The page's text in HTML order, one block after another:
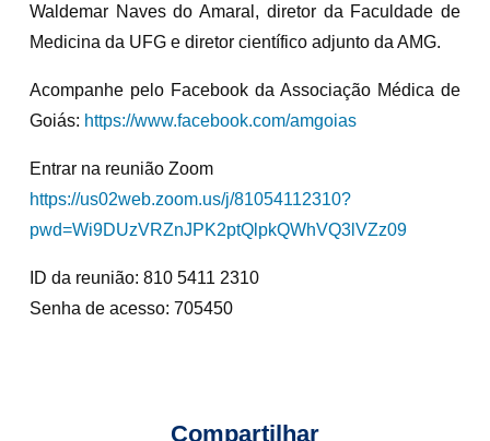
Waldemar Naves do Amaral, diretor da Faculdade de
Medicina da UFG e diretor científico adjunto da AMG.
Acompanhe pelo Facebook da Associação Médica de
Goiás: https://www.facebook.com/amgoias
Entrar na reunião Zoom
https://us02web.zoom.us/j/81054112310?
pwd=Wi9DUzVRZnJPK2ptQlpkQWhVQ3lVZz09
ID da reunião: 810 5411 2310
Senha de acesso: 705450
Compartilhar